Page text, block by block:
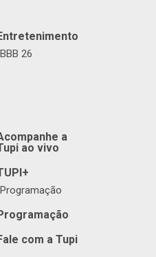
BBB 26
a
ao vivo
Programação
com a Tupi